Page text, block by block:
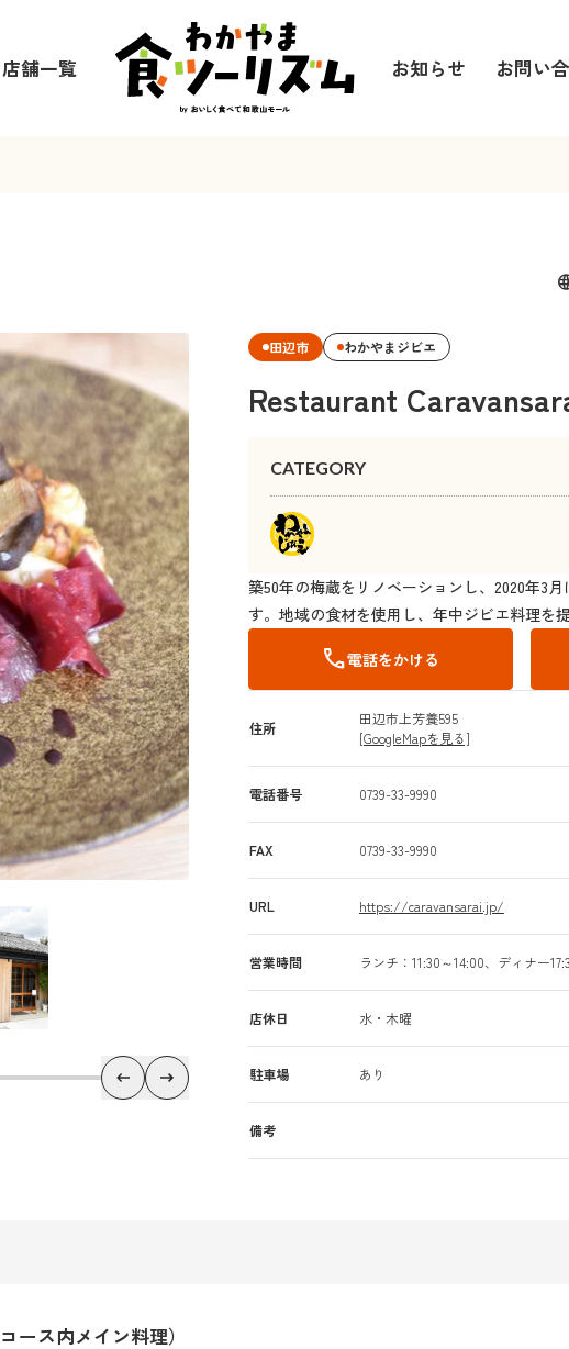
店舗一覧 お知らせ お問い
田辺市 わかやまジビエ
Restaurant
CATEGORY
築50年の梅蔵をリノベーションし、2020年3
す。地域の食材を使用し、年中ジビエ料理を
call電話をかける
住所
田辺市上芳養595
[GoogleMapを見る]
電話番号 0739-33-9990
FAX 0739-33-9990
URL https://caravansarai.jp/
営業時間 ランチ：11:30～14:00、ディナー
店休日 水・木曜
駐車場 あり
備考
ス内メイン料理）